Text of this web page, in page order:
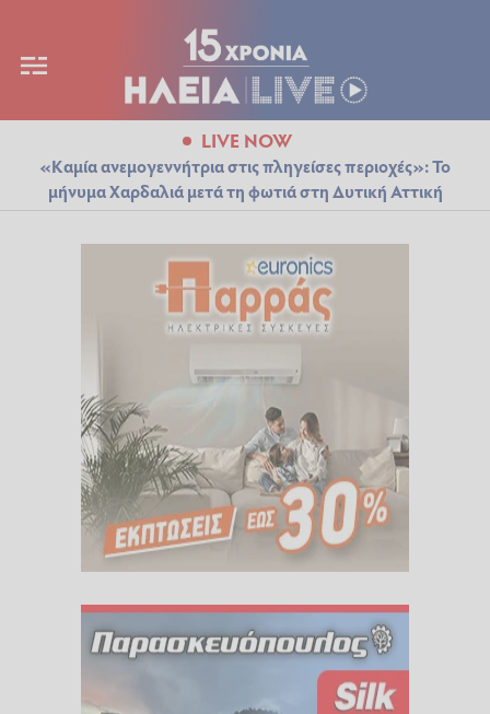
LIVE NOW
«Καμία ανεμογεννήτρια στις πληγείσες περιοχές»: Το
μήνυμα Χαρδαλιά μετά τη φωτιά στη Δυτική Αττική